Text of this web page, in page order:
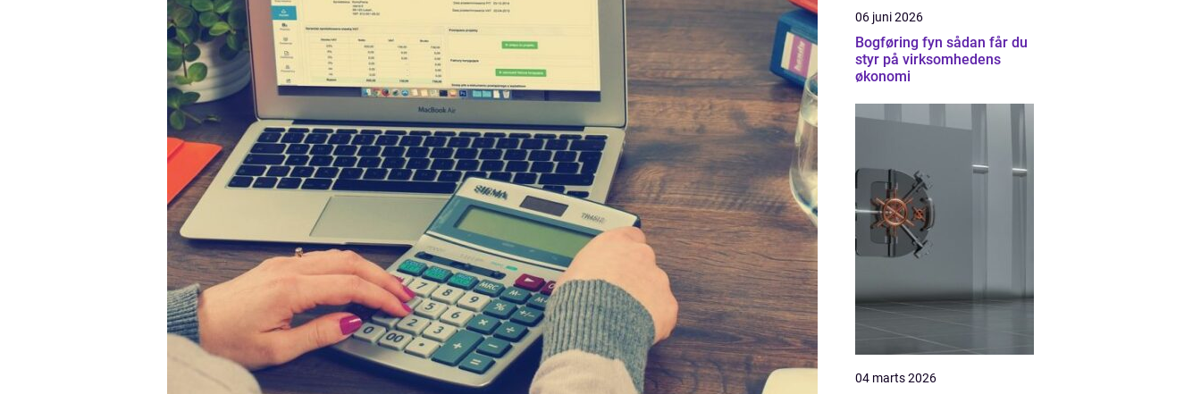
06 juni 2026
Bogføring fyn sådan får du
styr på virksomhedens
økonomi
04 marts 2026